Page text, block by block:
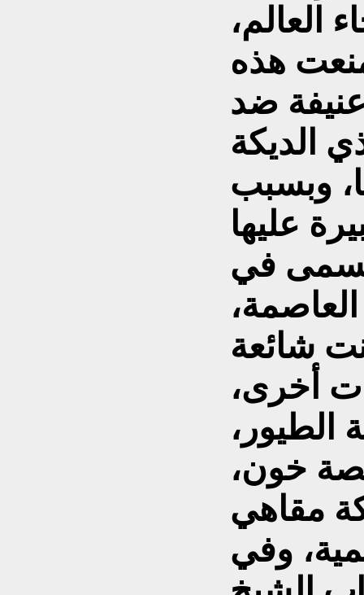
العالم،
هذه
ضد
الديكة
وبسبب
يسمى في
شائعة
أخرى،
الطيور،
خون،
مقاهي
وفي